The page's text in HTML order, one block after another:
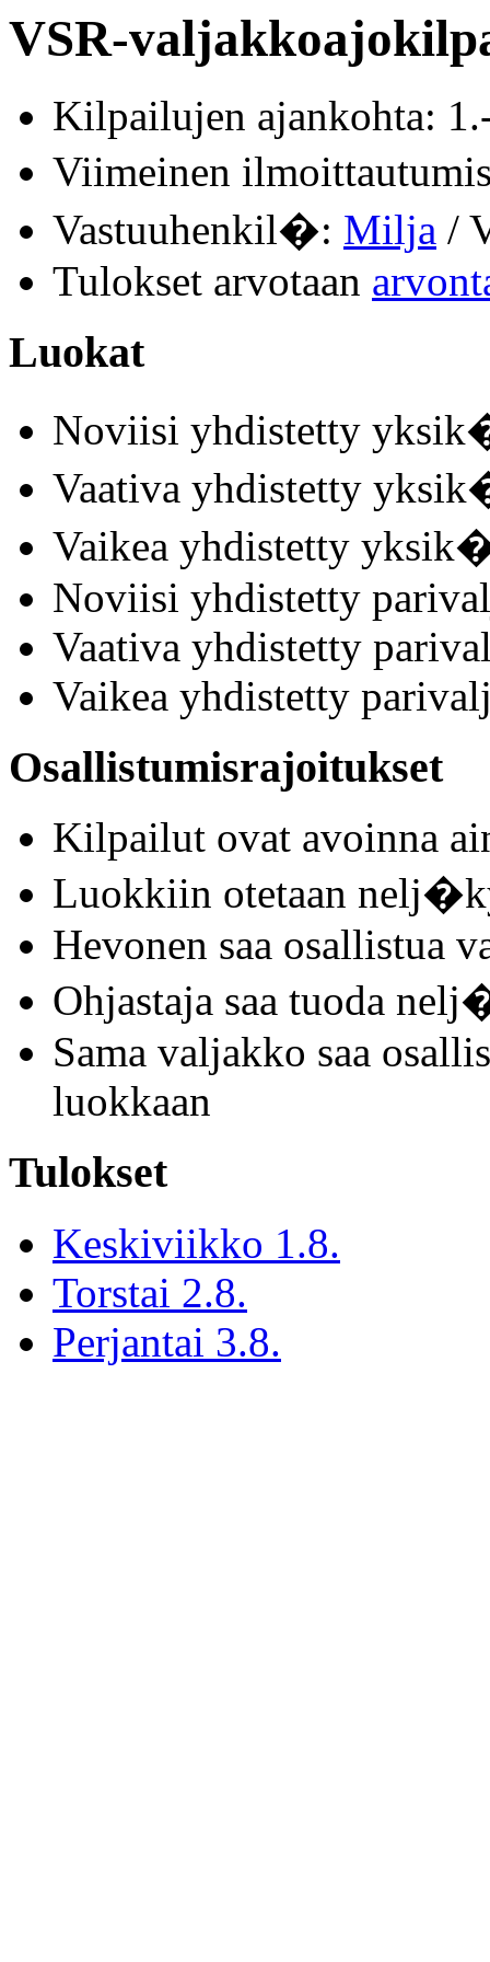
VSR-
Kilpailujen ajankohta:
Viimeinen
Vastuuhenkil�: Milja /
Tulokset arvotaan
Luokat
Noviisi yhdistetty
Vaativa yhdistetty
Vaikea yhdistetty
Noviisi yhdistetty
Vaativa yhdistetty
Vaikea yhdistetty
Osallistumisrajoitukset
Kilpailut ovat avoinna
Luokkiin otetaan
Hevonen saa osallistua
Ohjastaja saa tuoda
Sama valjakko saa
luokkaan
Tulokset
Keskiviikko 1.8.
Torstai 2.8.
Perjantai 3.8.